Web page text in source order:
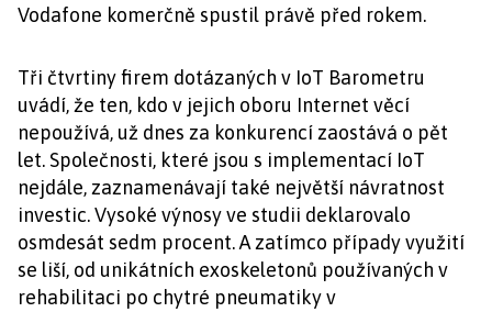
Vodafone komerčně spustil právě před rokem.
Tři čtvrtiny firem dotázaných v IoT Barometru
uvádí, že ten, kdo v jejich oboru Internet věcí
nepoužívá, už dnes za konkurencí zaostává o pět
let. Společnosti, které jsou s implementací IoT
nejdále, zaznamenávají také největší návratnost
investic. Vysoké výnosy ve studii deklarovalo
osmdesát sedm procent. A zatímco případy využití
se liší, od unikátních exoskeletonů používaných v
rehabilitaci po chytré pneumatiky v